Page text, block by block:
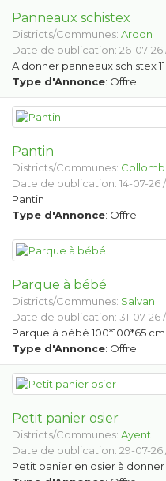
Panneaux schistex
Districts/Communes: Ardon
Date de publication: 26-07-26
A donner panneaux schistex
Type d'Annonce: Offre
Pantin
Districts/Communes:
Date de publication: 14-07-26 /
Pantin
Type d'Annonce: Offre
Parque à bébé
Districts/Communes: Salvan
Date de publication: 31-07-26 /
Parque à bébé 100*100*65
Type d'Annonce: Offre
Petit panier osier
Districts/Communes: Ayent
Date de publication: 29-07-26
Petit panier en osier à